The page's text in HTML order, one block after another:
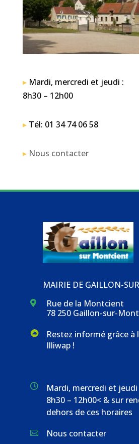
▸Mardi, mercredi et jeudi :
8h30 – 12h00
▸Tél: 01 34 74 06 58
▸ Nous contacter
MAIRIE DE GAILLON-

Rue de la Montcient
78 250 Gaillon-sur-
Restez informé grâce à
Illiwap !

Mardi, mercredi et jeudi
8h30 – 12h00< & sur
dehors de ces horaires
 Nous contacter